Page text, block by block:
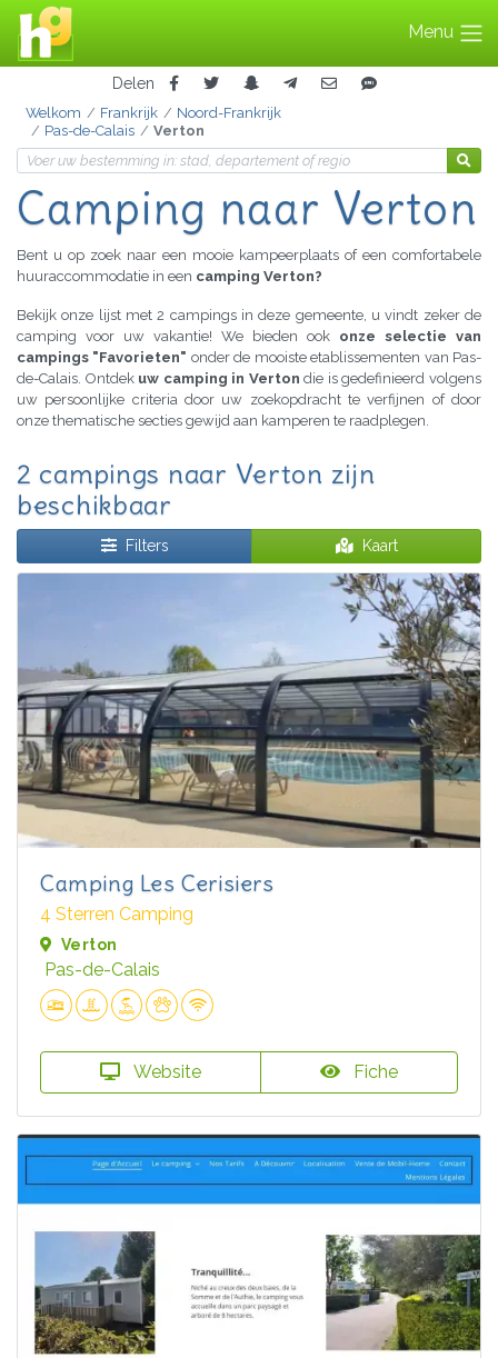
Menu
Delen
Welkom Frankrijk
Noord-Frankrijk
Pas-de-Calais
Verton
Camping naar Verton
Bent u op zoek naar een mooie kampeerplaats of een comfortabele
huuraccommodatie in een camping Verton?
Bekijk onze lijst met 2 campings in deze gemeente, u vindt zeker de
camping voor uw vakantie! We bieden ook onze selectie van
campings "Favorieten" onder de mooiste etablissementen van Pas-
de-Calais. Ontdek uw camping in Verton die is gedefinieerd volgens
uw persoonlijke criteria door uw zoekopdracht te verfijnen of door
onze thematische secties gewijd aan kamperen te raadplegen.
2 campings naar Verton zijn
beschikbaar
Filters Kaart
Camping Les Cerisiers
4 Sterren Camping
Verton
Pas-de-Calais
Website Fiche